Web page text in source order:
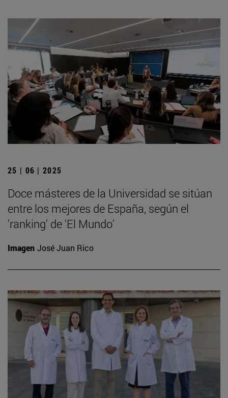
25 | 06 | 2025
Doce másteres de la Universidad se sitúan
entre los mejores de España, según el
'ranking' de 'El Mundo'
Imagen José Juan Rico